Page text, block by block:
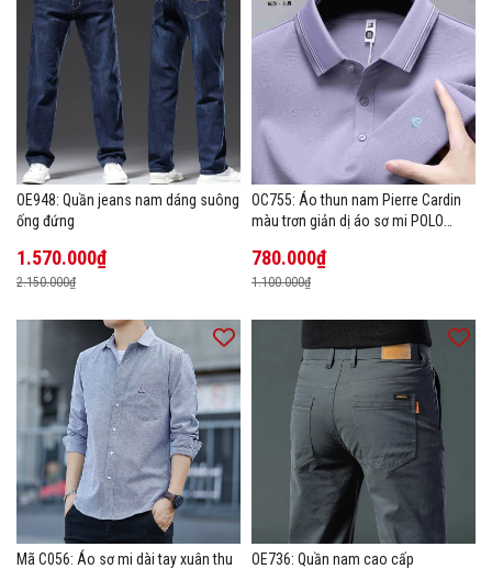
OE948: Quần jeans nam dáng suông
ống đứng
1.570.000₫
2.150.000₫
OC755: Áo thun nam Pierre Cardin
màu trơn giản dị áo sơ mi POLO
780.000₫
1.100.000₫
Mã C056: Áo sơ mi dài tay xuân thu
OE736: Quần nam cao cấp